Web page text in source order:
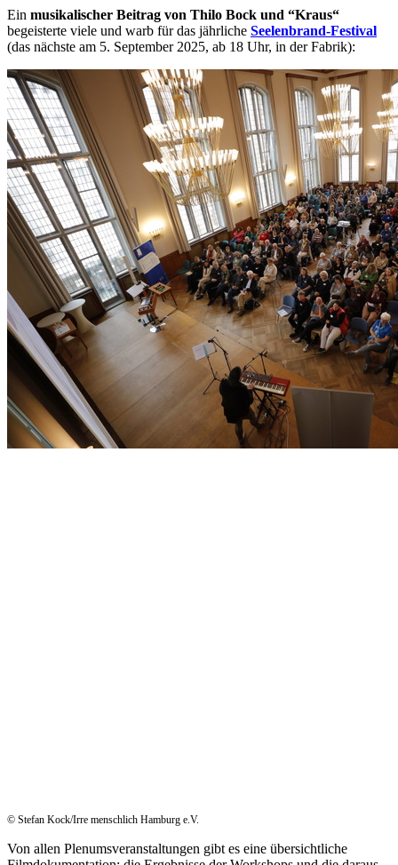
Ein musikalischer Beitrag von Thilo Bock und “Kraus“
begeisterte viele und warb für das jährliche Seelenbrand-Festival
(das nächste am 5. September 2025, ab 18 Uhr, in der Fabrik):
© Stefan Kock/Irre menschlich Hamburg e.V.
Von allen Plenumsveranstaltungen gibt es eine übersichtliche